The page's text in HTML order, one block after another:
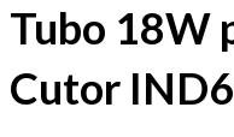
Tubo 18W
Cutor